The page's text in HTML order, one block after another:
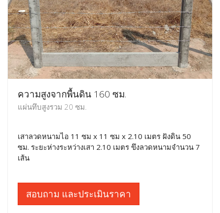
ความสูงจากพื้นดิน 160 ซม.
แผ่นทึบสูงรวม 20 ซม.
เสาลวดหนามไอ 11 ซม x 11 ซม x 2.10 เมตร ฝังดิน 50
ซม. ระยะห่างระหว่างเสา 2.10 เมตร ขึงลวดหนามจำนวน 7
เส้น
สอบถาม และประเมินราคา